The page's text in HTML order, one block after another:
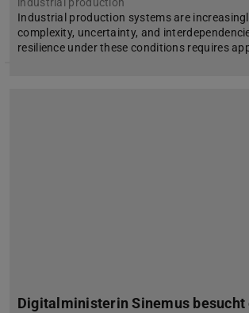
Industrial production systems are
complexity, uncertainty, and
resilience under these conditions requires
Digitalministerin Sinemus besucht